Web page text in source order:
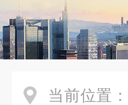
当前位置：